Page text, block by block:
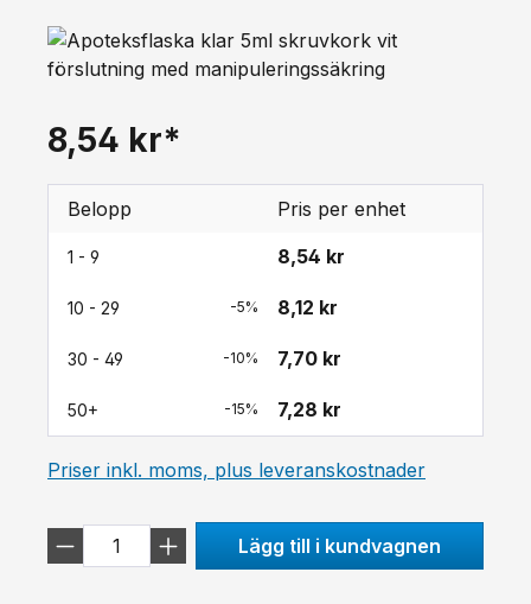
8,54 kr*
Belopp Pris per enhet
1 - 9 8,54 kr
10 - 29 -5% 8,12 kr
30 - 49 -10% 7,70 kr
50+ -15% 7,28 kr
Priser inkl. moms, plus leveranskostnader
Lägg till i kundvagnen